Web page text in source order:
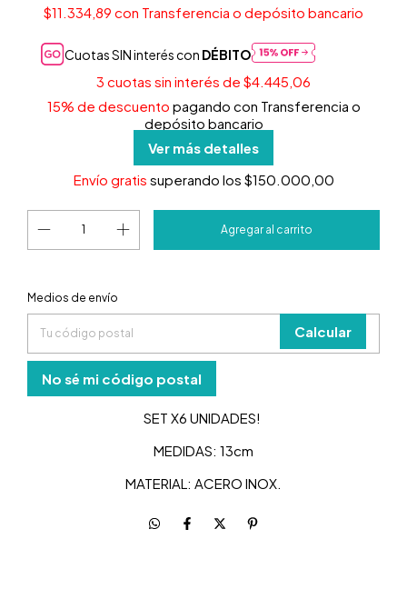
$11.334,89 con Transferencia o depósito bancario
Cuotas SIN interés con DÉBITO
3 cuotas sin interés de $4.445,06
15% de descuento pagando con Transferencia o
depósito bancario
Ver más detalles
Envío gratis superando los $150.000,00
Entregas para el CP:
CP
Medios de envío
Calcular
No sé mi código postal
SET X6 UNIDADES!
MEDIDAS: 13cm
MATERIAL: ACERO INOX.